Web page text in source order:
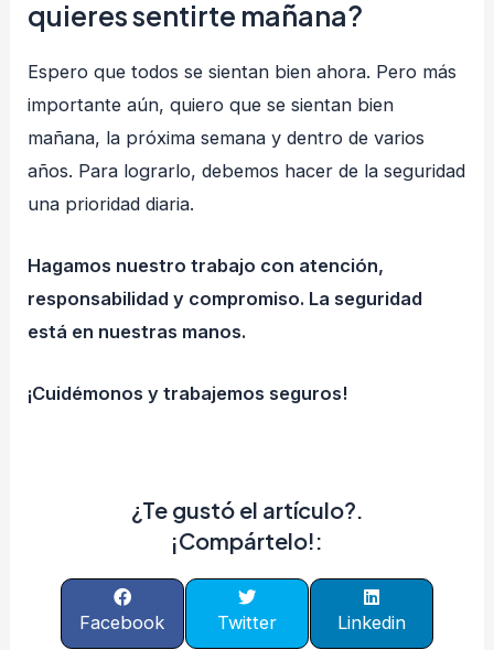
quieres sentirte mañana?
Espero que todos se sientan bien ahora. Pero más
importante aún, quiero que se sientan bien
mañana, la próxima semana y dentro de varios
años. Para lograrlo, debemos hacer de la seguridad
una prioridad diaria.
Hagamos nuestro trabajo con atención,
responsabilidad y compromiso. La seguridad
está en nuestras manos.
¡Cuidémonos y trabajemos seguros!
¿Te gustó el artículo?.
¡Compártelo!:
Facebook Twitter Linkedin